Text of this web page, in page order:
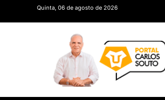
Quinta, 06 de agosto de 2026